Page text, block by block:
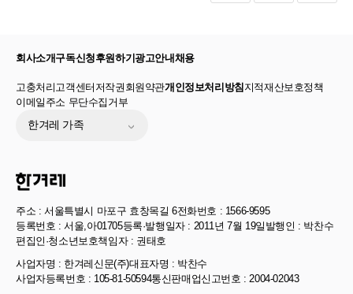
회사소개구독신청후원하기광고안내채용
고충처리 고객센터 저작권 회원약관개인정보처리방침지적재산보호정책
이메일주소 무단수집거부
한겨레 가족
주소 : 서울특별시 마포구 효창목길 6전화번호 : 1566-9595
등록번호 : 서울,아01705등록·발행일자 : 2011년 7월 19일 발행인 : 박찬수
편집인·청소년보호책임자 : 권태호
사업자명 : 한겨레신문(주)대표자명 : 박찬수
사업자등록번호 : 105-81-50594통신판매업신고번호 : 2004-02043